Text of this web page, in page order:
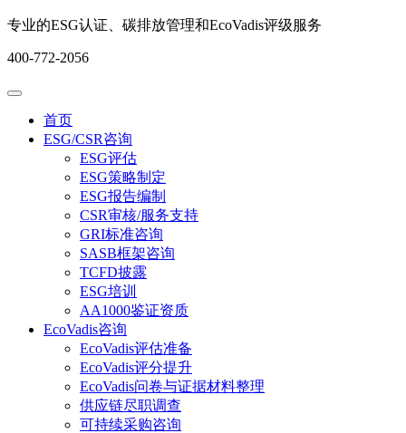
专业的ESG认证、碳排放管理和EcoVadis评级服务
400-772-2056
首页
ESG/CSR咨询
ESG评估
ESG策略制定
ESG报告编制
CSR审核/服务支持
GRI标准咨询
SASB框架咨询
TCFD披露
ESG培训
AA1000鉴证资质
EcoVadis咨询
EcoVadis评估准备
EcoVadis评分提升
EcoVadis问卷与证据材料整理
供应链尽职调查
可持续采购咨询